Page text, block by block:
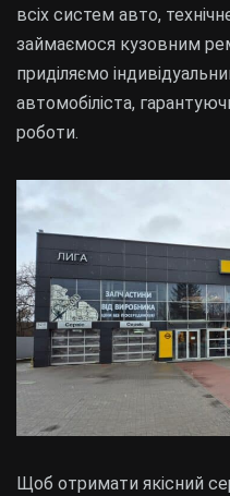
всіх систем авто,
займаємося кузовним
приділяємо
автомобіліста,
роботи.
Щоб отримати якісний